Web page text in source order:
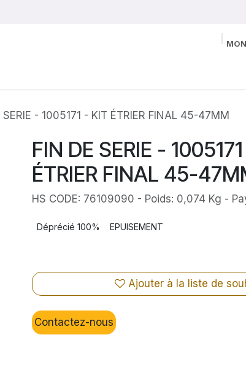
SERIE - 1005171 - KIT ÉTRIER FINAL 45-47MM
FIN DE SERIE -
ÉTRIER FINAL 45-
HS CODE: 76109090 - Poids: 0,074 Kg -
Déprécié 100% EPUISEMENT
Ajouter à la liste de
Contactez-nous